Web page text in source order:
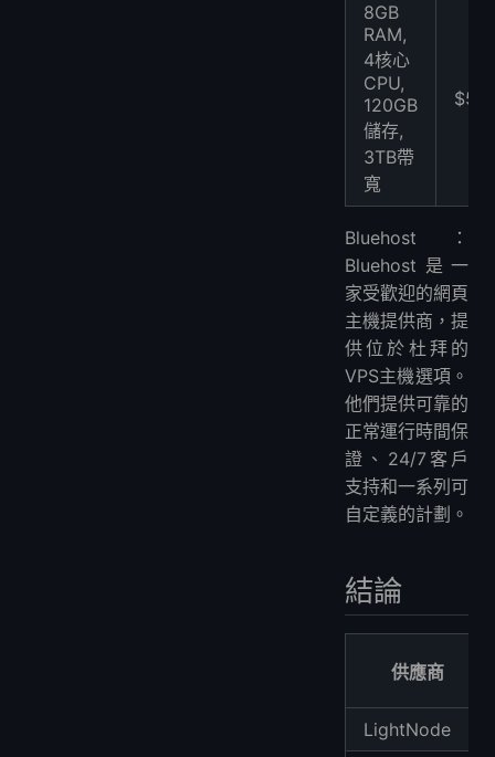
8GB
RAM,
4核心
CPU,
120GB
儲存,
3TB帶
寬
Bluehost：
Bluehost是一
家受歡迎的網頁
主機提供商，提
供位於杜拜的
VPS主機選項。
他們提供可靠的
正常運行時間保
證、24/7客戶
支持和一系列可
自定義的計劃。
結論
供應商
LightNode